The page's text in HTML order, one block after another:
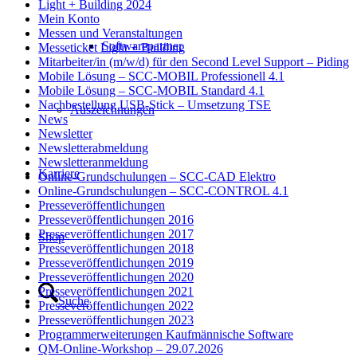
Softwarepartner
Auszeichnungen
Karriere
Shop
Suche
Light + Building 2024
Mein Konto
Messen und Veranstaltungen
Messeticket Light + Building
Mitarbeiter/in (m/w/d) für den Second Level Support – Piding
Mobile Lösung – SCC-MOBIL Professionell 4.1
Mobile Lösung – SCC-MOBIL Standard 4.1
Nachbestellung USB-Stick – Umsetzung TSE
News
Newsletter
Newsletterabmeldung
Newsletteranmeldung
Online-Grundschulungen – SCC-CAD Elektro
Online-Grundschulungen – SCC-CONTROL 4.1
Presseveröffentlichungen
Presseveröffentlichungen 2016
Presseveröffentlichungen 2017
Presseveröffentlichungen 2018
Presseveröffentlichungen 2019
Presseveröffentlichungen 2020
Presseveröffentlichungen 2021
Presseveröffentlichungen 2022
Presseveröffentlichungen 2023
Programmerweiterungen Kaufmännische Software
QM-Online-Workshop – 29.07.2026